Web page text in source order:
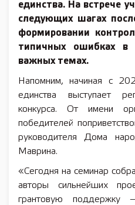
единства. На встрече
следующих шагах
формировании
типичных ошибках в
важных темах.
Напомним, начиная с
единства выступает
конкурса. От имени
победителей
руководителя Дома
Маврина.
«Сегодня на семинар
авторы сильнейших
грантовую